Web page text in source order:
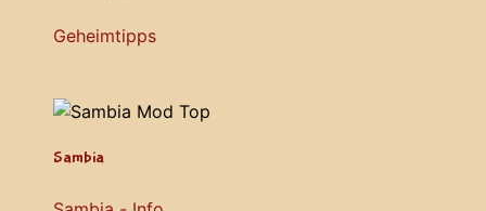
Geheimtipps
Sambia